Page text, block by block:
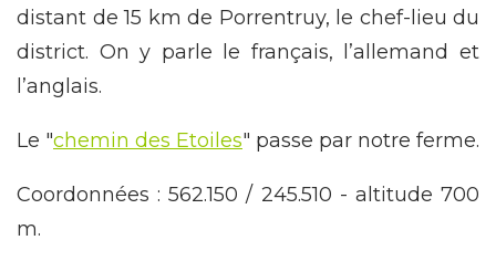
distant de 15 km de Porrentruy, le chef-lieu du
district. On y parle le français, l’allemand et
l’anglais.
Le "chemin des Etoiles" passe par notre ferme.
Coordonnées : 562.150 / 245.510 - altitude 700
m.